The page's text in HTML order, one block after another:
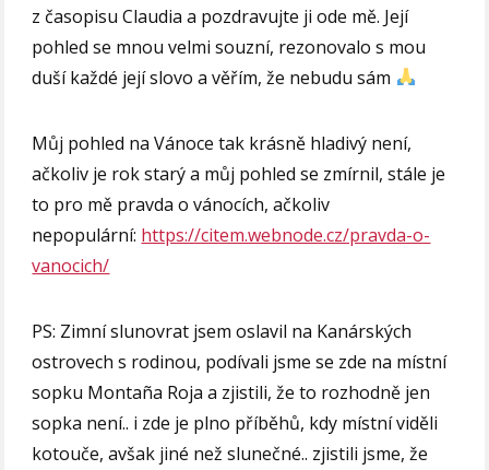
z časopisu Claudia a pozdravujte ji ode mě. Její
pohled se mnou velmi souzní, rezonovalo s mou
duší každé její slovo a věřím, že nebudu sám
Můj pohled na Vánoce tak krásně hladivý není,
ačkoliv je rok starý a můj pohled se zmírnil, stále je
to pro mě pravda o vánocích, ačkoliv
nepopulární: https://citem.webnode.cz/pravda-o-
vanocich/
PS: Zimní slunovrat jsem oslavil na Kanárských
ostrovech s rodinou, podívali jsme se zde na místní
sopku Montaña Roja a zjistili, že to rozhodně jen
sopka není.. i zde je plno příběhů, kdy místní viděli
kotouče, avšak jiné než slunečné.. zjistili jsme, že